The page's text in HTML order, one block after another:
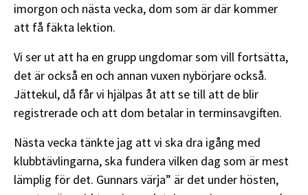
imorgon och nästa vecka, dom som är där kommer
att få fäkta lektion.
Vi ser ut att ha en grupp ungdomar som vill fortsätta,
det är också en och annan vuxen nybörjare också.
Jättekul, då får vi hjälpas åt att se till att de blir
registrerade och att dom betalar in terminsavgiften.
Nästa vecka tänkte jag att vi ska dra igång med
klubbtävlingarna, ska fundera vilken dag som är mest
lämplig för det. Gunnars värja” är det under hösten,